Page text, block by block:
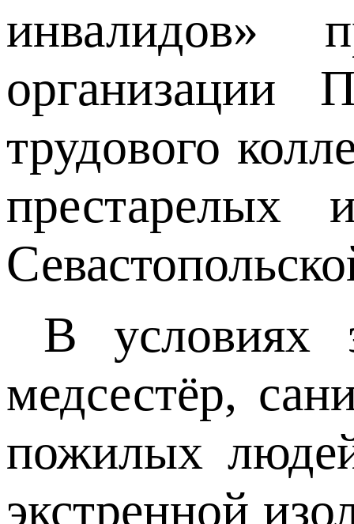
инвалидов»
организации
трудового
престарелых
В условиях
медсестёр,
пожилых
экстренной